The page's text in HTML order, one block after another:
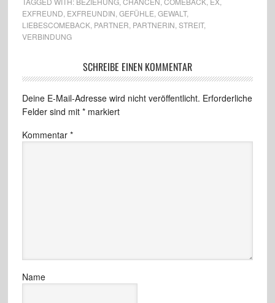
EXFREUND EXFREUNDIN GEFÜHLE GEWALT,
LIEBESCOMEBACK, PARTNER PARTNERIN STREIT,
VERBINDUNG
SCHREIBE EINEN KOMMENTAR
Deine E-Mail-Adresse wird nicht veröffentlicht. Erforderliche
Felder sind mit *markiert
Kommentar *
Name